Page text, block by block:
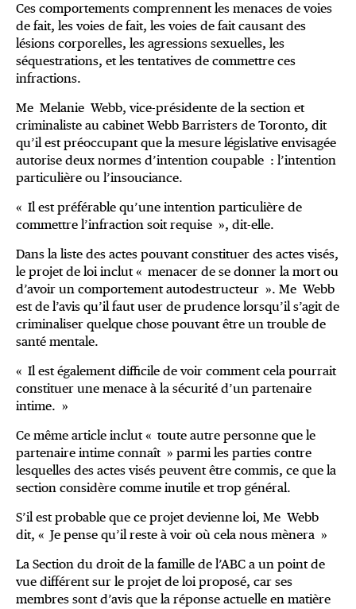
Ces comportements comprennent les menaces de voies
de fait, les voies de fait, les voies de fait causant des
lésions corporelles, les agressions sexuelles, les
séquestrations, et les tentatives de commettre ces
infractions.
Me Melanie Webb, vice-présidente de la section et
criminaliste au cabinet Webb Barristers de Toronto, dit
qu’il est préoccupant que la mesure législative envisagée
autorise deux normes d’intention coupable : l’intention
particulière ou l’insouciance.
« Il est préférable qu’une intention particulière de
commettre l’infraction soit requise », dit-elle.
Dans la liste des actes pouvant constituer des actes visés,
le projet de loi inclut « menacer de se donner la mort ou
d’avoir un comportement autodestructeur ». Me Webb
est de l’avis qu’il faut user de prudence lorsqu’il s’agit de
criminaliser quelque chose pouvant être un trouble de
santé mentale.
« Il est également difficile de voir comment cela pourrait
constituer une menace à la sécurité d’un partenaire
intime. »
Ce même article inclut « toute autre personne que le
partenaire intime connaît » parmi les parties contre
lesquelles des actes visés peuvent être commis, ce que la
section considère comme inutile et trop général.
S’il est probable que ce projet devienne loi, Me Webb
dit, « Je pense qu’il reste à voir où cela nous mènera »
La Section du droit de la famille de l’ABC a un point de
vue différent sur le projet de loi proposé, car ses
membres sont d’avis que la réponse actuelle en matière